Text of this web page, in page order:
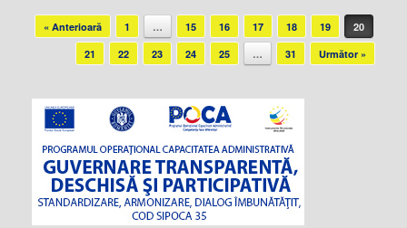
Post navigation
« Anterioară 1 … 15 16 17 18 19
20
21
22 23 24 25 … 31 Următor »